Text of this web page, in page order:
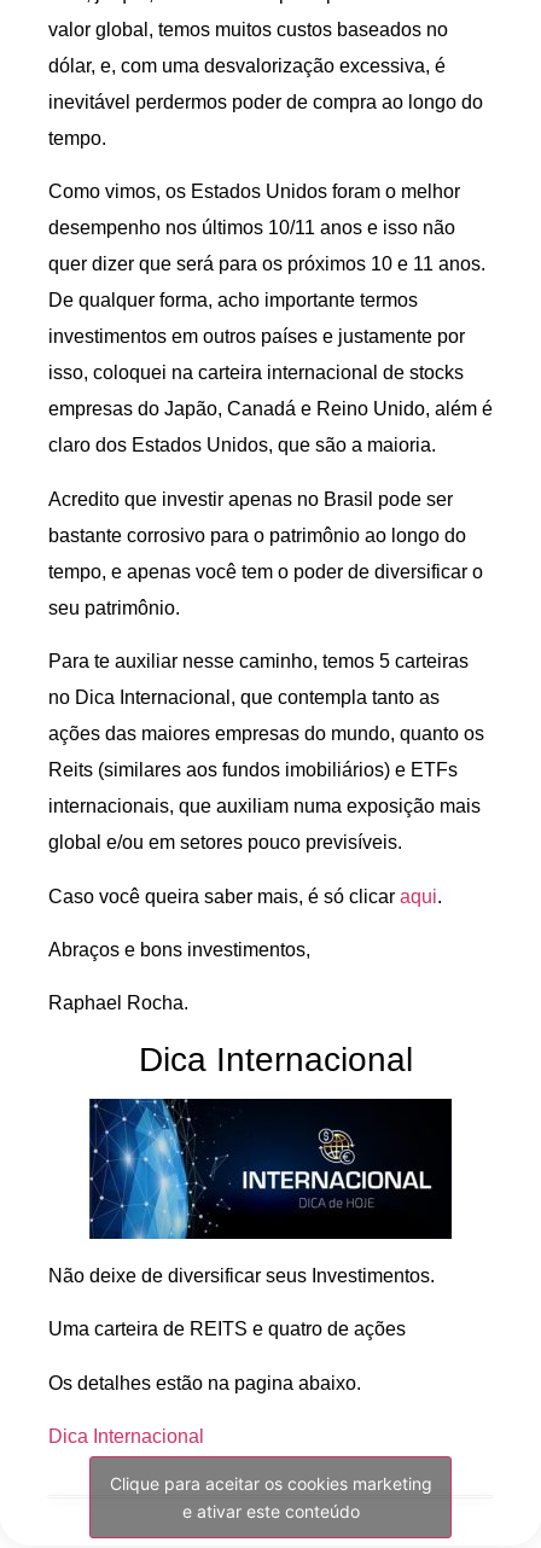
valor global, temos muitos custos baseados no
dólar, e, com uma desvalorização excessiva, é
inevitável perdermos poder de compra ao longo do
tempo.
Como vimos, os Estados Unidos foram o melhor
desempenho nos últimos 10/11 anos e isso não
quer dizer que será para os próximos 10 e 11 anos.
De qualquer forma, acho importante termos
investimentos em outros países e justamente por
isso, coloquei na carteira internacional de stocks
empresas do Japão, Canadá e Reino Unido, além é
claro dos Estados Unidos, que são a maioria.
Acredito que investir apenas no Brasil pode ser
bastante corrosivo para o patrimônio ao longo do
tempo, e apenas você tem o poder de diversificar o
seu patrimônio.
Para te auxiliar nesse caminho, temos 5 carteiras
no Dica Internacional, que contempla tanto as
ações das maiores empresas do mundo, quanto os
Reits (similares aos fundos imobiliários) e ETFs
internacionais, que auxiliam numa exposição mais
global e/ou em setores pouco previsíveis.
Caso você queira saber mais, é só clicar aqui.
Abraços e bons investimentos,
Raphael Rocha.
Dica Internacional
Não deixe de diversificar seus Investimentos.
Uma carteira de REITS e quatro de ações
Os detalhes estão na pagina abaixo.
Dica Internacional
Clique para aceitar os cookies marketing
e ativar este conteúdo